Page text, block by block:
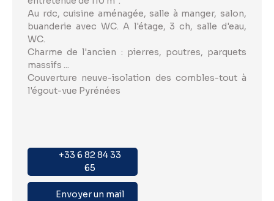
Au rdc, cuisine aménagée, salle à manger, salon,
buanderie avec WC. A l'étage, 3 ch, salle d'eau,
WC.
Charme de l'ancien : pierres, poutres, parquets
massifs ...
Couverture neuve-isolation des combles-tout à
l'égout-vue Pyrénées
+33 6 82 84 33
65
Envoyer un mail